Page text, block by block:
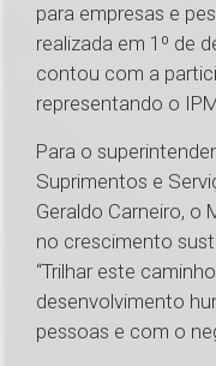
para empresas e
realizada em 1º de
contou com a
representando o
Para o
Suprimentos e
Geraldo Carneiro, o
no crescimento
“Trilhar este
desenvolvimento
pessoas e com o